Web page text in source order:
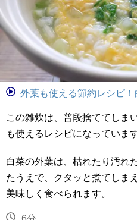
外葉も使える節約レシピ！
この雑炊は、普段捨ててしま
も使えるレシピになっています
白菜の外葉は、枯れたり汚れ
たうえで、クタッと煮てしま
美味しく食べられます。